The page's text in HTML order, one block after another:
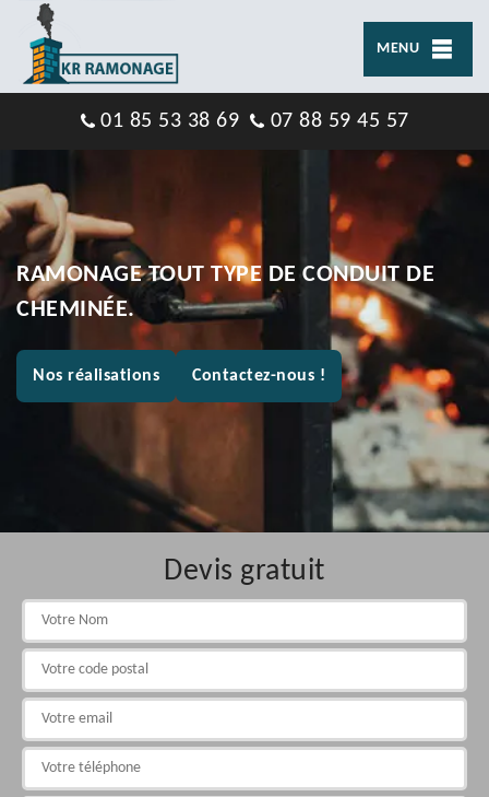
MENU
01 85 53 38 69 07 88 59 45 57
RAMONAGE TOUT TYPE DE CONDUIT DE
CHEMINÉE.
Nos réalisations Contactez-nous !
Devis gratuit